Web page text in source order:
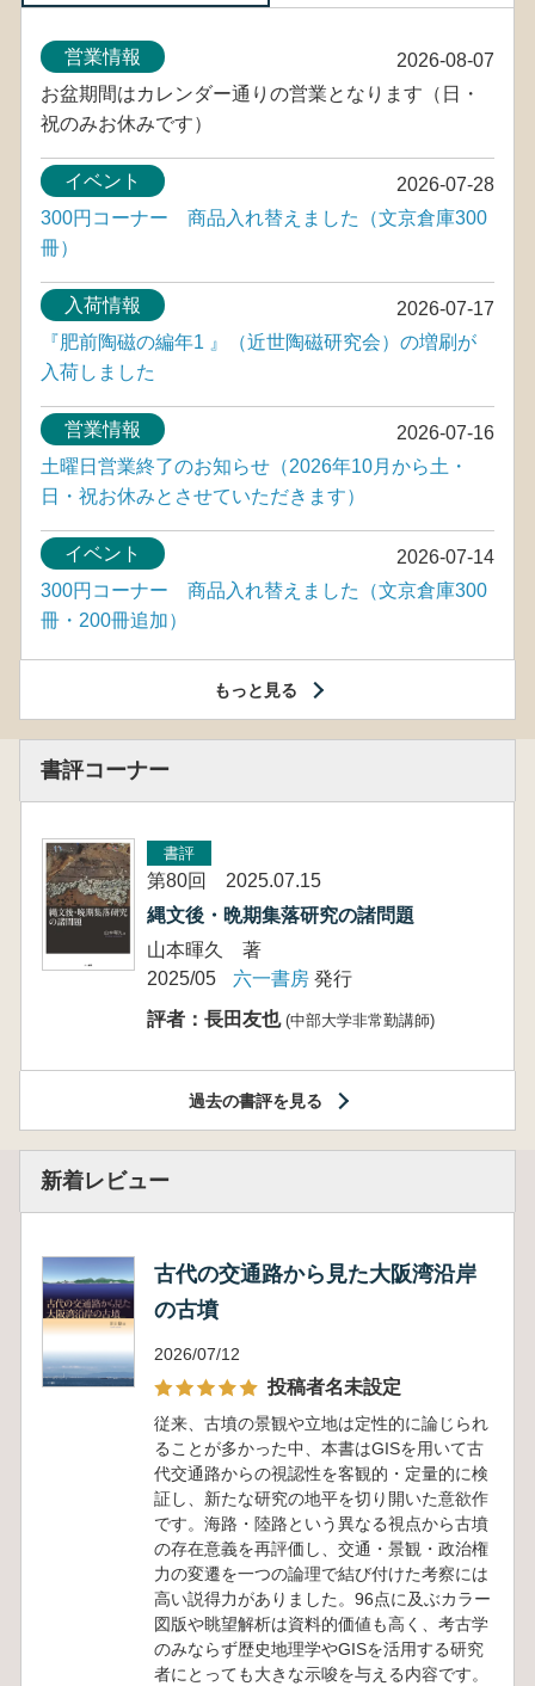
2026-08-07
営業情報
お盆期間はカレンダー通りの営業となります（日・
祝のみお休みです）
2026-07-28
イベント
300円コーナー 商品入れ替えました（文京倉庫300
冊）
2026-07-17
入荷情報
『肥前陶磁の編年1 』（近世陶磁研究会）の増刷が
入荷しました
2026-07-16
営業情報
土曜日営業終了のお知らせ（2026年10月から土・
日・祝お休みとさせていただきます）
2026-07-14
イベント
300円コーナー 商品入れ替えました（文京倉庫300
冊・200冊追加）
もっと見る
書評コーナー
書評
第80回 2025.07.15
縄文後・晩期集落研究の諸問題
山本暉久 著
2025/05
六一書房 発行
評者：長田友也 (中部大学非常勤講師)
過去の書評を見る
新着レビュー
古代の交通路から見た大阪湾沿岸
の古墳
2026/07/12
投稿者名未設定
従来、古墳の景観や立地は定性的に論じられ
ることが多かった中、本書はGISを用いて古
代交通路からの視認性を客観的・定量的に検
証し、新たな研究の地平を切り開いた意欲作
です。海路・陸路という異なる視点から古墳
の存在意義を再評価し、交通・景観・政治権
力の変遷を一つの論理で結び付けた考察には
高い説得力がありました。96点に及ぶカラー
図版や眺望解析は資料的価値も高く、考古学
のみならず歴史地理学やGISを活用する研究
者にとっても大きな示唆を与える内容です。